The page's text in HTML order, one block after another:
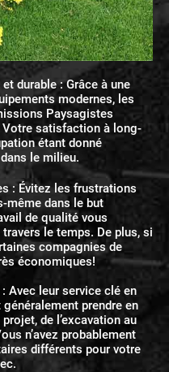
durable : Grâce à une
modernes, les
Paysagistes
Votre satisfaction à long-
étant donné
le milieu.
: Évitez les frustrations
même dans le but
de qualité vous
le temps. De plus, si
compagnies de
économiques!
Avec leur service clé en
prendre en
de l’excavation au
n’avez probablement
différents pour votre